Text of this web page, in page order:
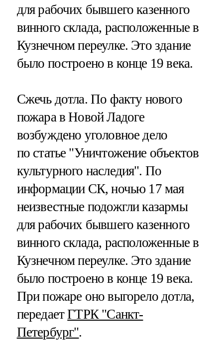
для рабочих бывшего казенного
винного склада, расположенные в
Кузнечном переулке. Это здание
было построено в конце 19 века.
Сжечь дотла. По факту нового
пожара в Новой Ладоге
возбуждено уголовное дело
по статье "Уничтожение объектов
культурного наследия". По
информации СК, ночью 17 мая
неизвестные подожгли казармы
для рабочих бывшего казенного
винного склада, расположенные в
Кузнечном переулке. Это здание
было построено в конце 19 века.
При пожаре оно выгорело дотла,
передаетГТРК "Санкт-
Петербург".